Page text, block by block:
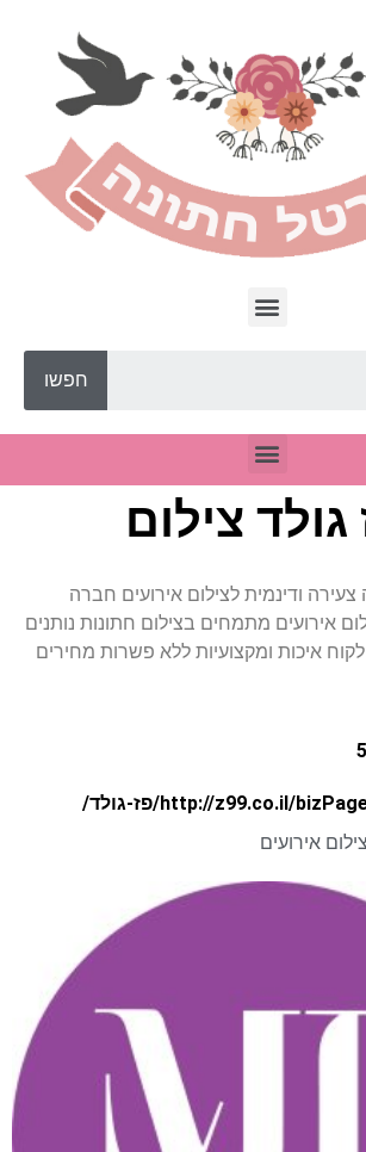
חפשו
גולד צילום
חברה צעירה ודינמית לצילום אירועים חברה
אירועים מתמחים בצילום חתונות נותנים
איכות ומקצועיות ללא פשרות מחירים
צילום אירועים